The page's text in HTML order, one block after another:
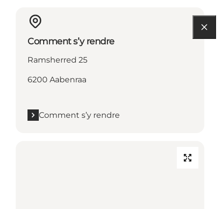
Comment s’y rendre
Ramsherred 25
6200 Aabenraa
Comment s’y rendre